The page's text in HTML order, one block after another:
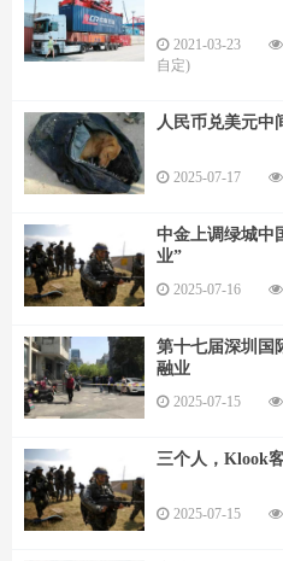
2021-03-23
自定)
人民币兑美元中
2025-07-17
中金上调绿城中
业”
2025-07-16
第十七届深圳国
融业
2025-07-15
三个人，Klook
2025-07-15